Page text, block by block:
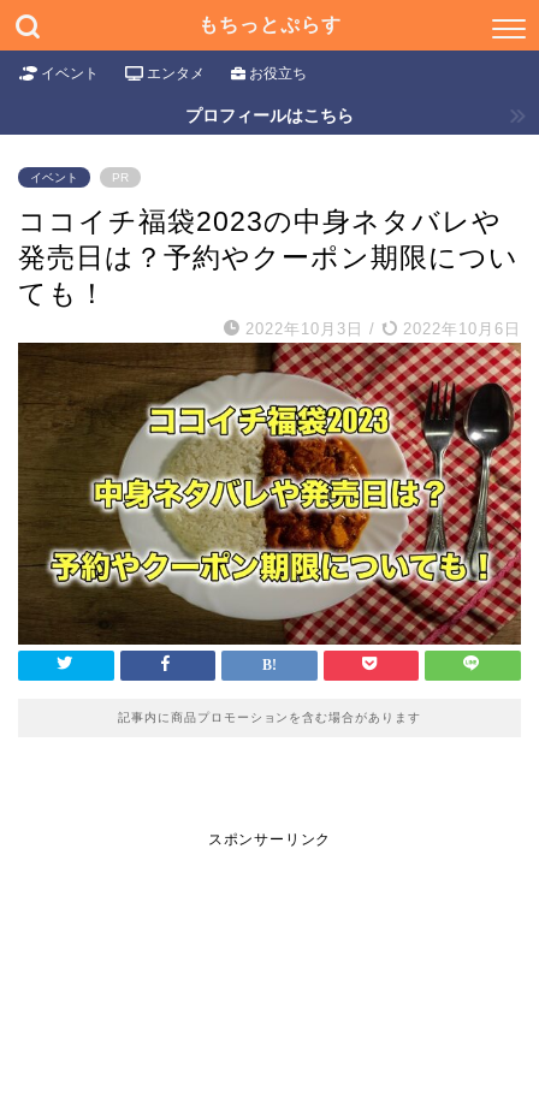
もちっとぷらす
イベント エンタメ お役立ち
プロフィールはこちら
イベント PR
ココイチ福袋2023の中身ネタバレや
発売日は？予約やクーポン期限につい
ても！
2022年10月3日 / 2022年10月6日
記事内に商品プロモーションを含む場合があります
スポンサーリンク